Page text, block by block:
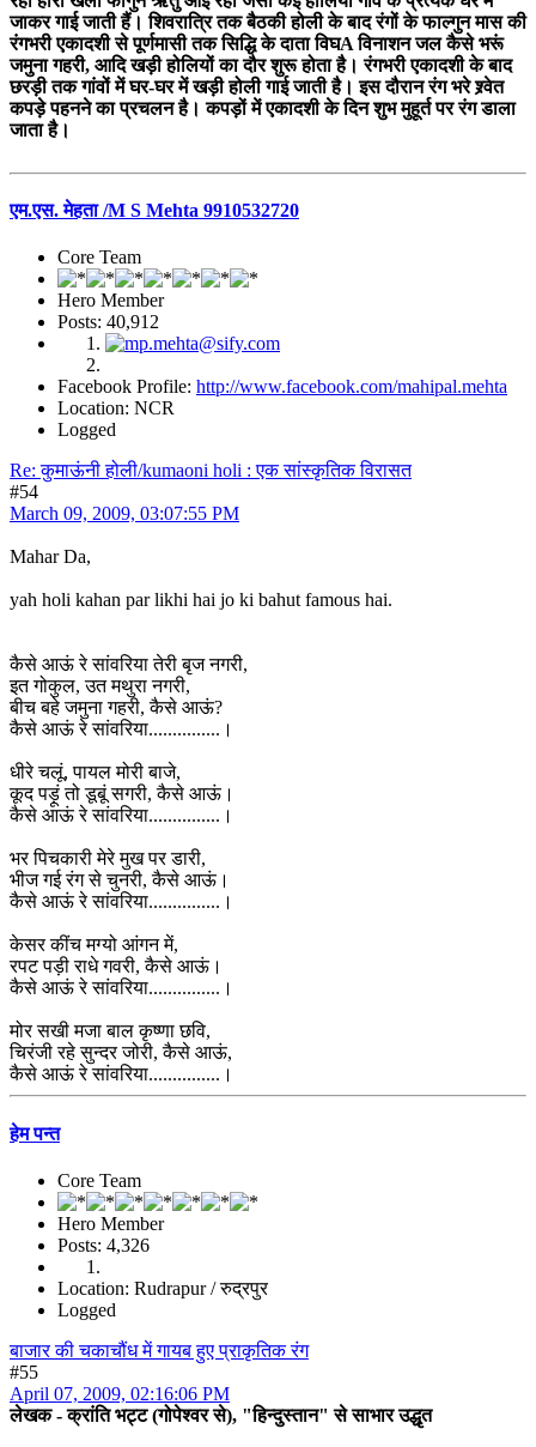
जाकर गाई जाती हैं। शिवरात्रि तक बैठकी होली के बाद रंगों के फाल्गुन मास की
रंगभरी एकादशी से पूर्णमासी तक सिद्धि के दाता विघA विनाशन जल कैसे भरूं
जमुना गहरी, आदि खड़ी होलियों का दौर शुरू होता है। रंगभरी एकादशी के बाद
छरड़ी तक गांवों में घर-घर में खड़ी होली गाई जाती है। इस दौरान रंग भरे श्र्वेत
कपड़े पहनने का प्रचलन है। कपड़ों में एकादशी के दिन शुभ मुहूर्त पर रंग डाला
जाता है।
एम.एस. मेहता /M S Mehta 9910532720
Core Team
Hero Member
Posts: 40,912
Facebook Profile: http://www.facebook.com/mahipal.mehta
Location: NCR
Logged
Re: कुमाऊंनी होली/kumaoni holi : एक सांस्कृतिक विरासत
#54
March 09, 2009, 03:07:55 PM
Mahar Da,
yah holi kahan par likhi hai jo ki bahut famous hai.
कैसे आऊं रे सांवरिया तेरी बृज नगरी,
इत गोकुल, उत मथुरा नगरी,
बीच बहे जमुना गहरी, कैसे आऊं?
कैसे आऊं रे सांवरिया...............।
धीरे चलूं, पायल मोरी बाजे,
कूद पड़ूं तो डूबूं सगरी, कैसे आऊं।
कैसे आऊं रे सांवरिया...............।
भर पिचकारी मेरे मुख पर डारी,
भीज गई रंग से चुनरी, कैसे आऊं।
कैसे आऊं रे सांवरिया...............।
केसर कींच मग्यो आंगन में,
रपट पड़ी राधे गवरी, कैसे आऊं।
कैसे आऊं रे सांवरिया...............।
मोर सखी मजा बाल कृष्णा छवि,
चिरंजी रहे सुन्दर जोरी, कैसे आऊं,
कैसे आऊं रे सांवरिया...............।
हेम पन्त
Core Team
Hero Member
Posts: 4,326
Location: Rudrapur / रुद्रपुर
Logged
बाजार की चकाचौंध में गायब हुए प्राकृतिक रंग
#55
April 07, 2009, 02:16:06 PM
लेखक - क्रांति भट्ट (गोपेश्वर से), "हिन्दुस्तान" से साभार उद्धृत